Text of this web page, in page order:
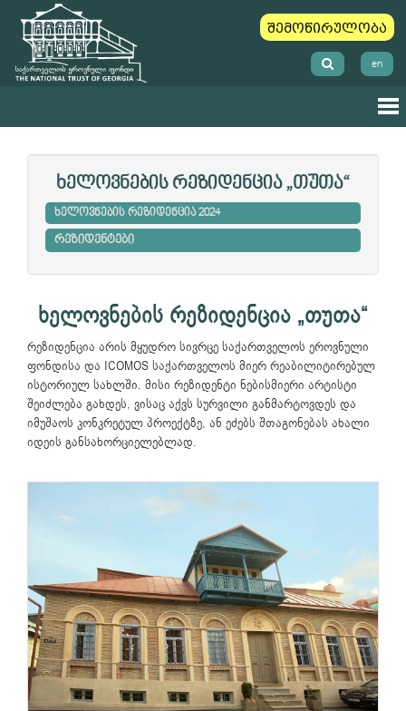
შემოწირულობა
en
ხელოვნების რეზიდენცია „თუთა“
ხელოვნების რეზიდენცია 2024
რეზიდენტები
ხელოვნების რეზიდენცია „თუთა“
რეზიდენცია არის მყუდრო სივრცე საქართველოს ეროვნული
ფონდისა და ICOMOS საქართველოს მიერ რეაბილიტირებულ
ისტორიულ სახლში. მისი რეზიდენტი ნებისმიერი არტისტი
შეიძლება გახდეს, ვისაც აქვს სურვილი განმარტოვდეს და
იმუშაოს კონკრეტულ პროექტზე, ან ეძებს შთაგონებას ახალი
იდეის განსახორციელებლად.